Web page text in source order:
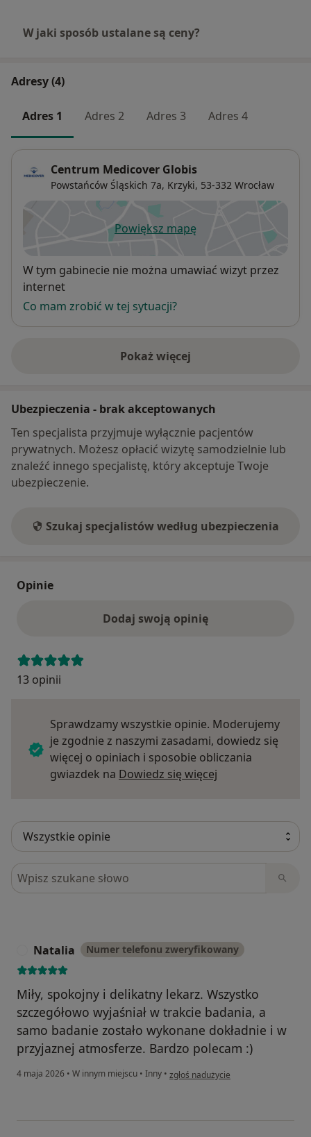
W jaki sposób ustalane są ceny?
Adresy (4)
Adres 1 Adres 2 Adres 3 Adres 4
Centrum Medicover Globis
Powstańców Śląskich 7a, Krzyki, 53-332 Wrocław
Powiększ mapęotwiera się w nowej karcie
Dostępność
W tym gabinecie nie można umawiać wizyt przez
internet
Co mam zrobić w tej sytuacji?
Pokaż więcej
o adresie
Ubezpieczenia - brak akceptowanych
Ten specjalista przyjmuje wyłącznie pacjentów
prywatnych. Możesz opłacić wizytę samodzielnie lub
znaleźć innego specjalistę, który akceptuje Twoje
ubezpieczenie.
Szukaj specjalistów według ubezpieczenia
Opinie
Dodaj swoją opinię
13 opinii
Sprawdzamy wszystkie opinie. Moderujemy
je zgodnie z naszymi zasadami, dowiedz się
więcej o opiniach i sposobie obliczania
gwiazdek na Dowiedz się więcej
Szukaj w opiniach
Natalia Numer telefonu zweryfikowany
Miły, spokojny i delikatny lekarz. Wszystko
szczegółowo wyjaśniał w trakcie badania, a
samo badanie zostało wykonane dokładnie i w
przyjaznej atmosferze. Bardzo polecam :)
4 maja 2026 • W innym miejscu • Inny • w opinii użytkownika Natalia
zgłoś nadużycie